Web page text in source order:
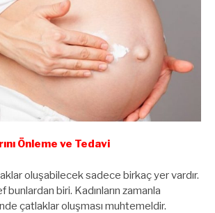
Önleme ve Tedavi
oluşabilecek sadece birkaç yer vardır.
biri. Kadınların zamanla
çatlaklar oluşması muhtemeldir.